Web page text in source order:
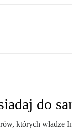
do
których